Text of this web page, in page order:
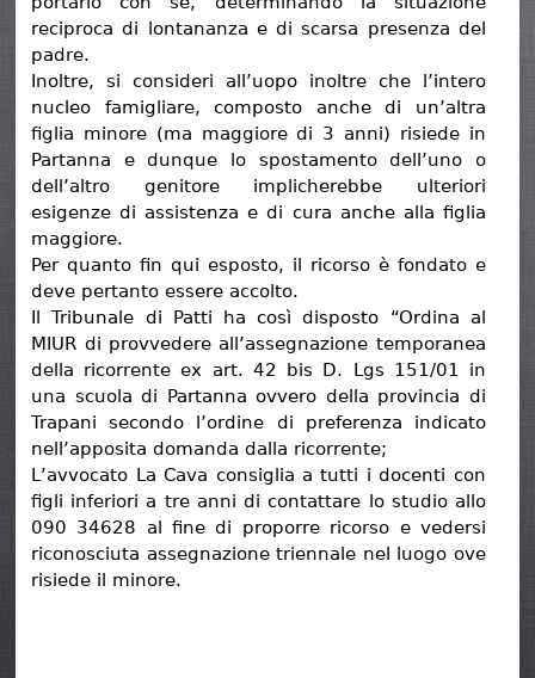
reciproca di lontananza e di scarsa presenza del
padre.
Inoltre, si consideri all’uopo inoltre che l’intero
nucleo famigliare, composto anche di un’altra
figlia minore (ma maggiore di 3 anni) risiede in
Partanna e dunque lo spostamento dell’uno o
dell’altro genitore implicherebbe ulteriori
esigenze di assistenza e di cura anche alla figlia
maggiore.
Per quanto fin qui esposto, il ricorso è fondato e
deve pertanto essere accolto.
Il Tribunale di Patti ha così disposto “Ordina al
MIUR di provvedere all’assegnazione temporanea
della ricorrente ex art. 42 bis D. Lgs 151/01 in
una scuola di Partanna ovvero della provincia di
Trapani secondo l’ordine di preferenza indicato
nell’apposita domanda dalla ricorrente;
L’avvocato La Cava consiglia a tutti i docenti con
figli inferiori a tre anni di contattare lo studio allo
090 34628 al fine di proporre ricorso e vedersi
riconosciuta assegnazione triennale nel luogo ove
risiede il minore.